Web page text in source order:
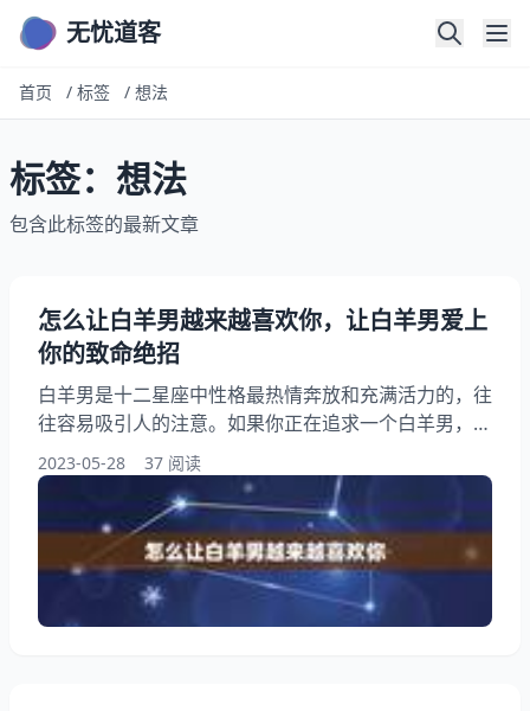
无忧道客
首页 / 标签 / 想法
标签：想法
包含此标签的最新文章
怎么让白羊男越来越喜欢你，让白羊男爱上
你的致命绝招
白羊男是十二星座中性格最热情奔放和充满活力的，往
往容易吸引人的注意。如果你正在追求一个白羊男，你
需要知道他们的喜好和行为方式。本篇文章将探讨一些
方法，帮助你让白羊男对你产生更多的兴趣和吸引力，
以及探讨让白羊男爱上你的致命绝招。 怎么让白羊男
越来越喜欢你 白羊男是一种充满活力和精神的人，他
们往往喜欢寻求新的挑战并不断地追求自我提升。如果
你对白羊男有好感，并希望让他越来越喜欢你
2023-05-28 37 阅读